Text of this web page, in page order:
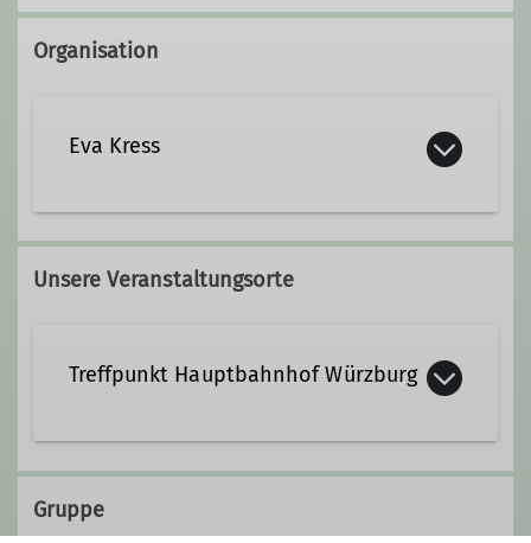
Organisation
Eva Kress
0157/51 81 04 45
bibliothek@dav-wuerzburg.de;
Unsere Veranstaltungsorte
Treffpunkt Hauptbahnhof Würzburg
Gruppe